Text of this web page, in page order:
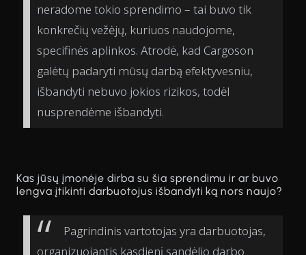
neradome tokio sprendimo – tai buvo tik
konkrečių vežėjų, kuriuos naudojome,
specifinės aplinkos. Atrodė, kad Cargoson
galėtų padaryti mūsų darbą efektyvesniu,
išbandyti nebuvo jokios rizikos, todėl
nusprendėme išbandyti.
Kas jūsų įmonėje dirba su šia sprendimu ir ar buvo
lengva įtikinti darbuotojus išbandyti ką nors naujo?
Pagrindinis vartotojas yra darbuotojas,
organizuojantis kasdienį sandėlio darbo